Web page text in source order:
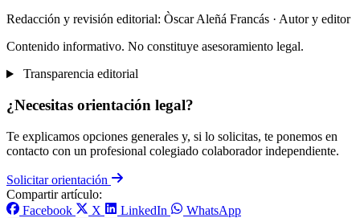
Redacción y revisión editorial: Òscar Aleñá Francás · Autor y editor
Contenido informativo. No constituye asesoramiento legal.
Transparencia editorial
¿Necesitas orientación legal?
Te explicamos opciones generales y, si lo solicitas, te ponemos en
contacto con un profesional colegiado colaborador independiente.
Solicitar orientación
Compartir artículo:
Facebook
X LinkedIn WhatsApp